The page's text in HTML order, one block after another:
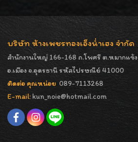
บริษัท ห้างเพชรทองเอ็งน่ำเฮง จำกัด
สำนักงานใหญ่ 166-168 ถ.โพศรี ต.หมากแข้ง
อ.เมือง จ.อุดรธานี รหัสไปรษณีย์ 41000
ติดต่อ คุณหน่อย 089-7113268
E-mail: kun_noie@hotmail.com